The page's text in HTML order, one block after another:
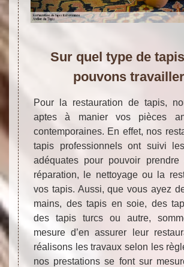
Sur quel type de
pouvons
Pour la restauration de tapis,
aptes à manier vos pièces
contemporaines. En effet, nos
tapis professionnels ont suivi
adéquates pour pouvoir
réparation, le nettoyage ou la
vos tapis. Aussi, que vous ayez
mains, des tapis en soie, des
des tapis turcs ou autre,
mesure d’en assurer leur
réalisons les travaux selon les
nos prestations se font sur